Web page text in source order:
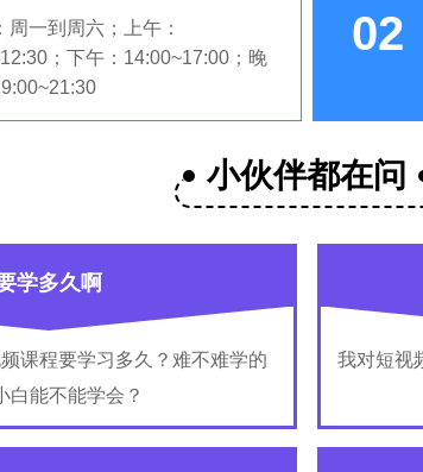
周一到周六；上午：
；下午：14:00~17:00；晚
02
小伙伴都在问
学多久啊
课程要学习多久？难不难学的
白能不能学会？
我对短视